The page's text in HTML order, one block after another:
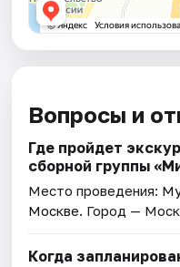
Вопросы и
Где пройдет
сборной группы
Место проведения:
Москве. Город —
Когда